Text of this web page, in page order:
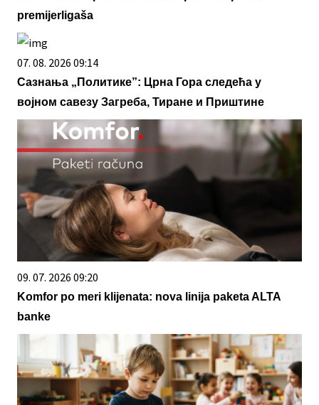
premijerligaša
07. 08. 2026 09:14
Сазнања „Политике”: Црна Гора следећа у
војном савезу Загреба, Тиране и Приштине
09. 07. 2026 09:20
Komfor po meri klijenata: nova linija paketa ALTA
banke